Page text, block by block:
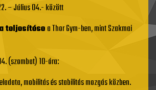
– Július 04.- között
teljesítésea Thor Gym-ben, mint Szakmai
(szombat) 10-óra:
mobilitás és stabilitás mozgás közben.